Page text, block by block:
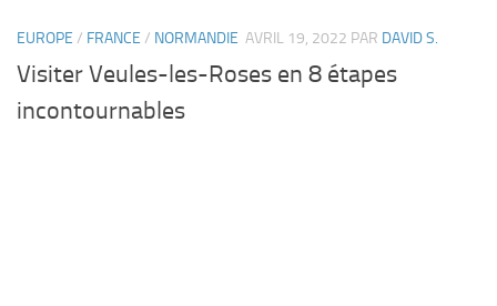
EUROPE / FRANCE / NORMANDIE AVRIL 19, 2022 PAR DAVID S.
Visiter Veules-les-Roses en 8 étapes
incontournables